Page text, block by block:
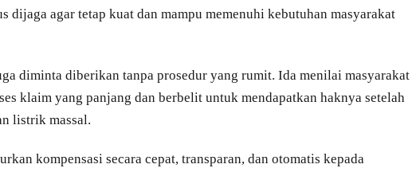
dijaga agar tetap kuat dan mampu memenuhi kebutuhan masyarakat
diminta diberikan tanpa prosedur yang rumit. Ida menilai masyarakat
klaim yang panjang dan berbelit untuk mendapatkan haknya setelah
listrik massal.
kompensasi secara cepat, transparan, dan otomatis kepada